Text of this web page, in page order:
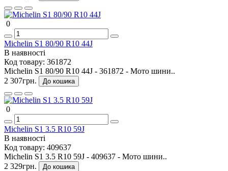
0
Michelin S1 80/90 R10 44J
В наявності
Код товару: 361872
Michelin S1 80/90 R10 44J - 361872 - Мото шини..
2 307грн.
До кошика
0
Michelin S1 3.5 R10 59J
В наявності
Код товару: 409637
Michelin S1 3.5 R10 59J - 409637 - Мото шини..
2 329грн.
До кошика